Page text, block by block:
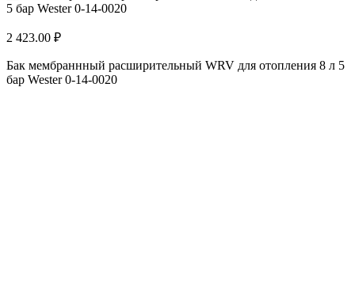
2 423.00 ₽
Бак мембраннный расширительный WRV для отопления 8 л 5
бар Wester 0-14-0020